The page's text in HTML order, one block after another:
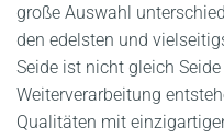
große Auswahl
den edelsten und
Seide ist nicht gleich
Weiterverarbeitung
Qualitäten mit